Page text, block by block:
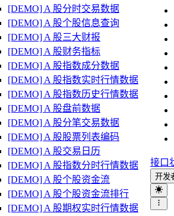
[DEMO] A 股分时交易数据
[DEMO] A 股个股信息查询
[DEMO] A 股三大财报
[DEMO] A 股财务指标
[DEMO] A 股指数成分数据
[DEMO] A 股指数实时行情数据
[DEMO] A 股指数历史行情数据
[DEMO] A 股盘前数据
[DEMO] A 股分笔交易数据
[DEMO] A 股股票列表编码
[DEMO] A 股交易日历
[DEMO] A 股指数分时行情数据
[DEMO] A 股个股资金流
[DEMO] A 股个股资金流排行
[DEMO] A 股期权实时行情数据
接口
开发